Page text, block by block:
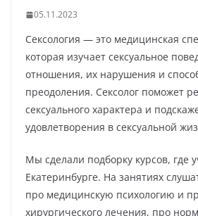
05.11.2023
Сексология — это медицинская
которая изучает сексуальное
отношения, их нарушения и
преодоления. Сексолог поможет
сексуального характера и
удовлетворения в сексуальной
Мы сделали подборку курсов, где
Екатеринбурге. На занятиях
про медицинскую психологию и
хирургического лечения, про